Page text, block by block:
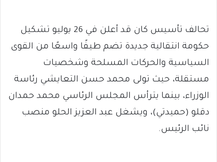
تحالف تأسيس كان قد أعلن في 26 يوليو تشكيل
حكومة انتقالية جديدة تضم طيفًا واسعًا من القوى
السياسية والحركات المسلحة وشخصيات
مستقلة، حيث تولى محمد حسن التعايشي رئاسة
الوزراء، بينما يترأس المجلس الرئاسي محمد حمدان
دقلو (حميدتي)، ويشغل عبد العزيز الحلو منصب
نائب الرئيس.